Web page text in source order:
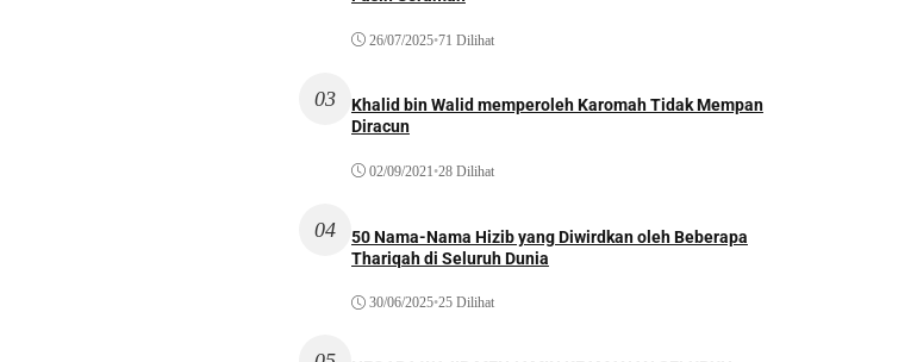
26/07/2025•71 Dilihat
03
Khalid bin Walid memperoleh Karomah Tidak Mempan
Diracun
02/09/2021•28 Dilihat
04
50 Nama-Nama Hizib yang Diwirdkan oleh Beberapa
Thariqah di Seluruh Dunia
30/06/2025•25 Dilihat